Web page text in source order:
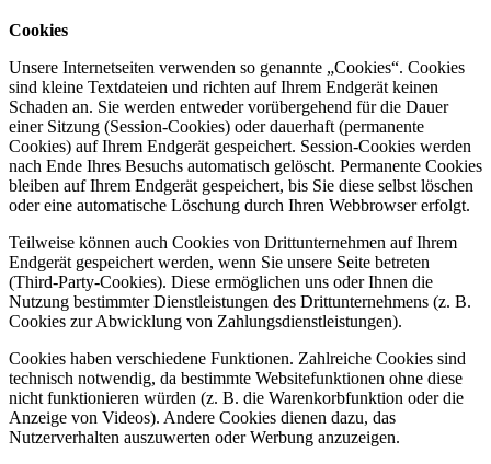
Cookies
Unsere Internetseiten verwenden so genannte „Cookies“. Cookies
sind kleine Textdateien und richten auf Ihrem Endgerät keinen
Schaden an. Sie werden entweder vorübergehend für die Dauer
einer Sitzung (Session-Cookies) oder dauerhaft (permanente
Cookies) auf Ihrem Endgerät gespeichert. Session-Cookies werden
nach Ende Ihres Besuchs automatisch gelöscht. Permanente Cookies
bleiben auf Ihrem Endgerät gespeichert, bis Sie diese selbst löschen
oder eine automatische Löschung durch Ihren Webbrowser erfolgt.
Teilweise können auch Cookies von Drittunternehmen auf Ihrem
Endgerät gespeichert werden, wenn Sie unsere Seite betreten
(Third-Party-Cookies). Diese ermöglichen uns oder Ihnen die
Nutzung bestimmter Dienstleistungen des Drittunternehmens (z. B.
Cookies zur Abwicklung von Zahlungsdienstleistungen).
Cookies haben verschiedene Funktionen. Zahlreiche Cookies sind
technisch notwendig, da bestimmte Websitefunktionen ohne diese
nicht funktionieren würden (z. B. die Warenkorbfunktion oder die
Anzeige von Videos). Andere Cookies dienen dazu, das
Nutzerverhalten auszuwerten oder Werbung anzuzeigen.